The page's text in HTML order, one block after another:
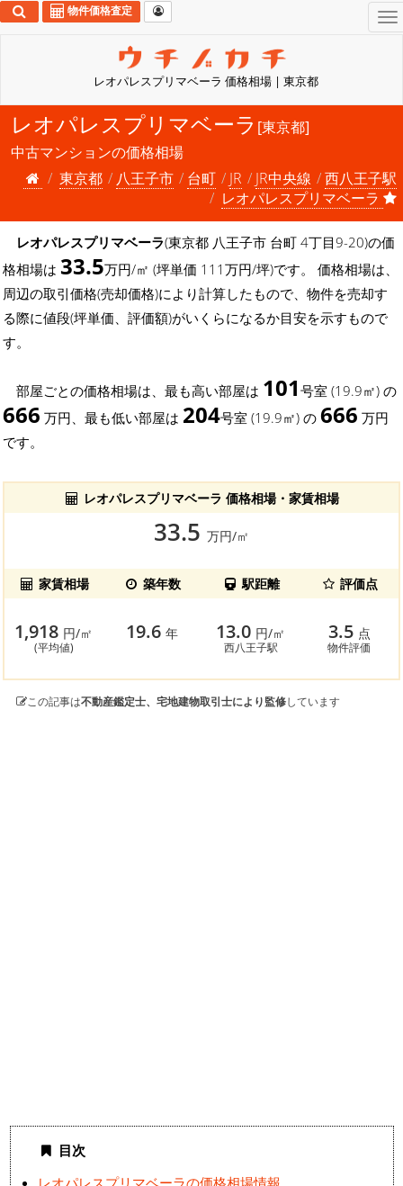
レオパレスプリマベーラ 価格相場 | 東京都
物件価格査定
レオパレスプリマベーラ [東京都]
中古マンションの価格相場
東京都
八王子市 台町 JR JR中央線
西八王子駅
レオパレスプリマベーラ
レオパレスプリマベーラ(東京都 八王子市 台町 4丁目9-20)の価
格相場は 33.5万円/㎡ (坪単価 111万円/坪)です。 価格相場は、
周辺の取引価格(売却価格)により計算したもので、物件を売却す
る際に値段(坪単価、評価額)がいくらになるか目安を示すもので
す。
部屋ごとの価格相場は、最も高い部屋は 101 号室 (19.9㎡) の
666 万円、最も低い部屋は 204号室 (19.9㎡) の 666 万円
です。
レオパレスプリマベーラ 価格相場・家賃相場
33.5 万円/㎡
家賃相場 築年数 駅距離 評価点
1,918 円/㎡
(平均値)
19.6年 13.0 円/㎡
西八王子駅
3.5 点
物件評価
この記事は不動産鑑定士、宅地建物取引士により監修しています
目次
レオパレスプリマベーラの価格相場情報